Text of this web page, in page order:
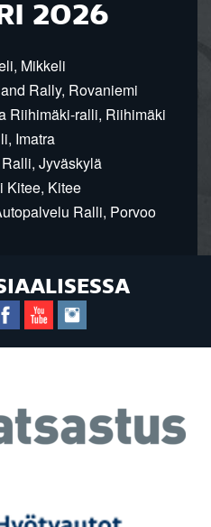
2026
Mikkeli
Rally, Rovaniemi
Riihimäki-ralli, Riihimäki
Imatra
Jyväskylä
Kitee, Kitee
Ralli, Porvoo